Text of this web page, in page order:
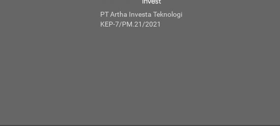
PT Artha Investa Teknologi
KEP-7/PM.21/2021